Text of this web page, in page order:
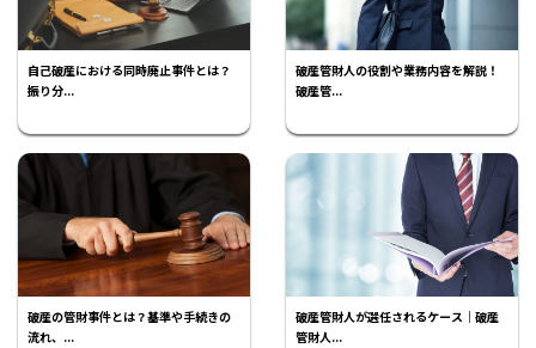
自己破産における同時廃止事件とは？
振り分...
破産管財人の役割や業務内容を解説！
破産管...
破産の管財事件とは？基準や手続きの
流れ、...
破産管財人が選任されるケース｜破産
管財人...